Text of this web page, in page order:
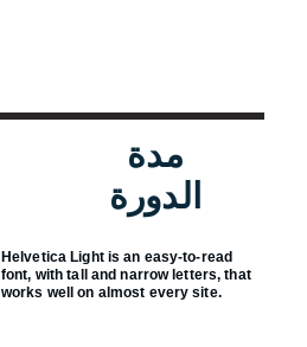
مدة
الدورة
Helvetica Light is an easy-to-read
font, with tall and narrow letters, that
works well on almost every site.